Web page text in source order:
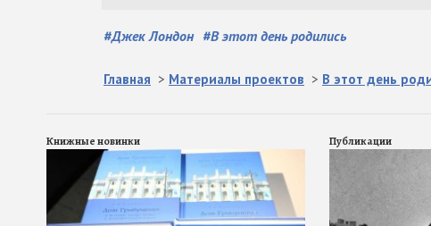
#Джек Лондон #В этот день родились
Главная > Материалы проектов > В этот день
Книжные новинки Публикации